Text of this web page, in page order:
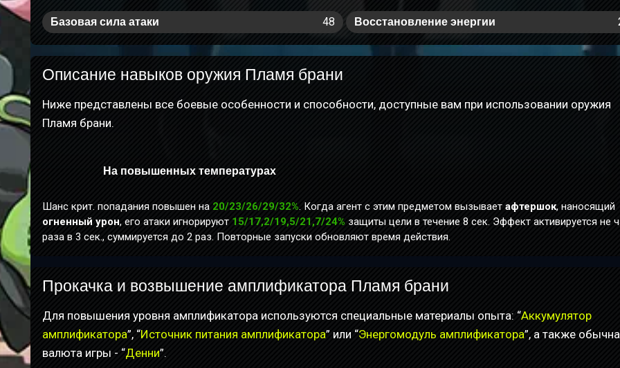
Базовая сила атаки 48 Восстановление энергии
Описание навыков оружия Пламя брани
Ниже представлены все боевые особенности и способности, доступные вам при использовании оружия
Пламя брани.
На повышенных температурах
Шанс крит. попадания повышен на 20/23/26/29/32%. Когда агент с этим предметом вызывает афтершок, наносящий
огненный урон, его атаки игнорируют 15/17,2/19,5/21,7/24% защиты цели в течение 8 сек. Эффект активируется не
раза в 3 сек., суммируется до 2 раз. Повторные запуски обновляют время действия.
Прокачка и возвышение амплификатора Пламя брани
Для повышения уровня амплификатора используются специальные материалы опыта: “Аккумулятор
амплификатора”, “Источник питания амплификатора” или “Энергомодуль амплификатора”, а также
валюта игры - “Денни”.